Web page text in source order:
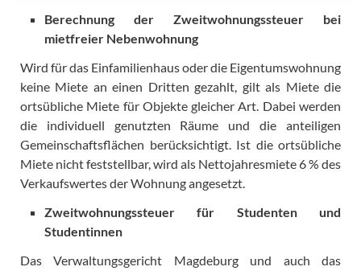
Berechnung der Zweitwohnungssteuer bei
mietfreier Nebenwohnung
Wird für das Einfamilienhaus oder die Eigentumswohnung
keine Miete an einen Dritten gezahlt, gilt als Miete die
ortsübliche Miete für Objekte gleicher Art. Dabei werden
die individuell genutzten Räume und die anteiligen
Gemeinschaftsflächen berücksichtigt. Ist die ortsübliche
Miete nicht feststellbar, wird als Nettojahresmiete 6 % des
Verkaufswertes der Wohnung angesetzt.
Zweitwohnungssteuer für Studenten und
Studentinnen
Das Verwaltungsgericht Magdeburg und auch das